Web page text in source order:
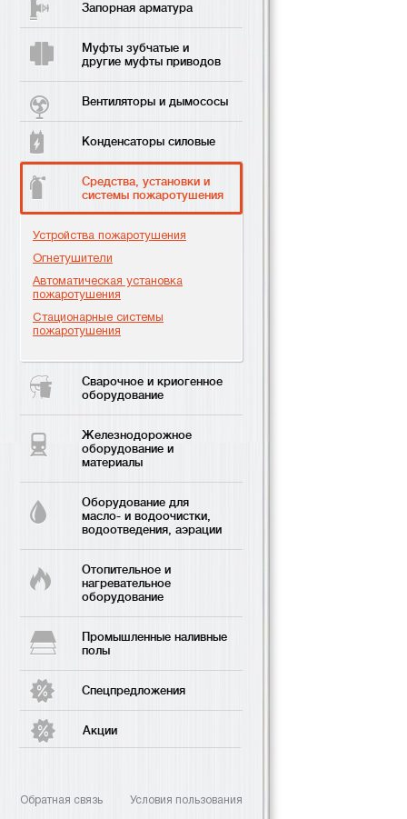
Запорная арматура
Муфты зубчатые и
другие муфты приводов
Вентиляторы и дымососы
Конденсаторы силовые
Средства, установки и
системы пожаротушения
Устройства пожаротушения
Огнетушители
Автоматическая установка
пожаротушения
Стационарные системы
пожаротушения
Сварочное и криогенное
оборудование
Железнодорожное
оборудование и
материалы
Оборудование для
масло- и водоочистки,
водоотведения, аэрации
Отопительное и
нагревательное
оборудование
Промышленные наливные
полы
Спецпредложения
Акции
Обратная связь Условия пользования